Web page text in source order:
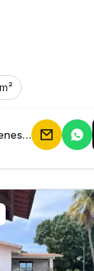
Galceb Group Bienes Raices